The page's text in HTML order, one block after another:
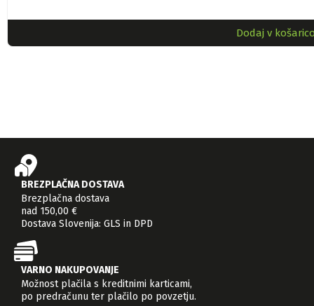
Dodaj v
BREZPLAČNA DOSTAVA
Brezplačna dostava
nad 150,00 €
Dostava Slovenija: GLS in DPD
VARNO NAKUPOVANJE
Možnost plačila s kreditnimi karticami,
po predračunu ter plačilo po povzetju.